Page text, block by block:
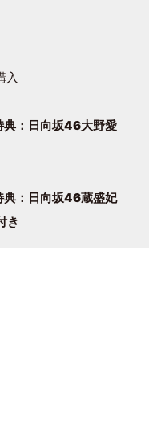
入
：日向坂46大野愛
：日向坂46蔵盛妃
き